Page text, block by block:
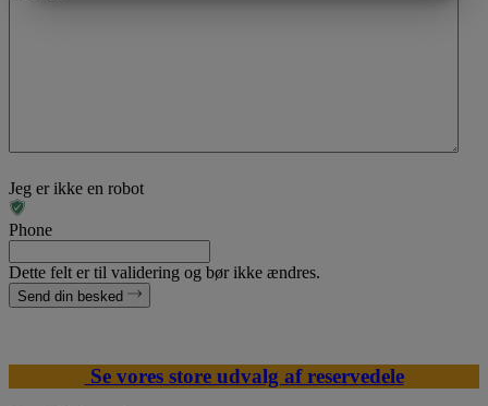
Jeg er ikke en robot
Phone
Dette felt er til validering og bør ikke ændres.
Send din besked
Se vores store udvalg af reservedele